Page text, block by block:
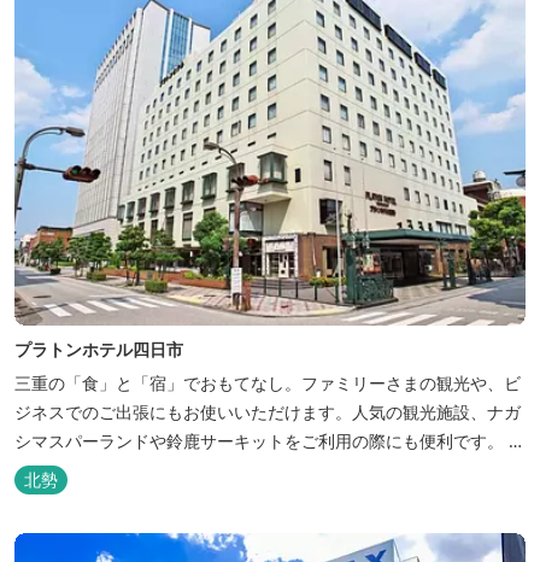
プラトンホテル四日市
三重の「食」と「宿」でおもてなし。ファミリーさまの観光や、ビ
ジネスでのご出張にもお使いいただけます。人気の観光施設、ナガ
シマスパーランドや鈴鹿サーキットをご利用の際にも便利です。 和
食、イタリアン、中華と多彩な三重の味をどうぞお楽しみくださ
い。近鉄四日市駅から徒歩３分と、公共交通機関でのお越しにも大
北勢